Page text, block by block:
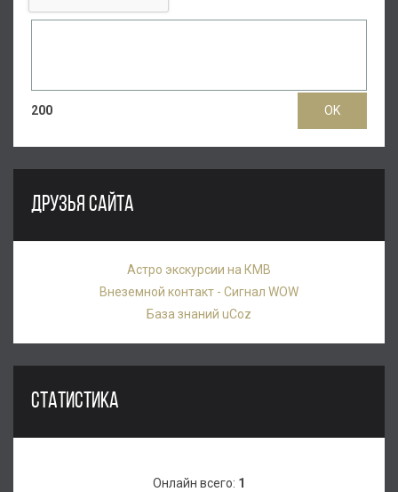
200
ДРУЗЬЯ САЙТА
Астро экскурсии на КМВ
Внеземной контакт - Сигнал WOW
База знаний uCoz
СТАТИСТИКА
Онлайн всего: 1